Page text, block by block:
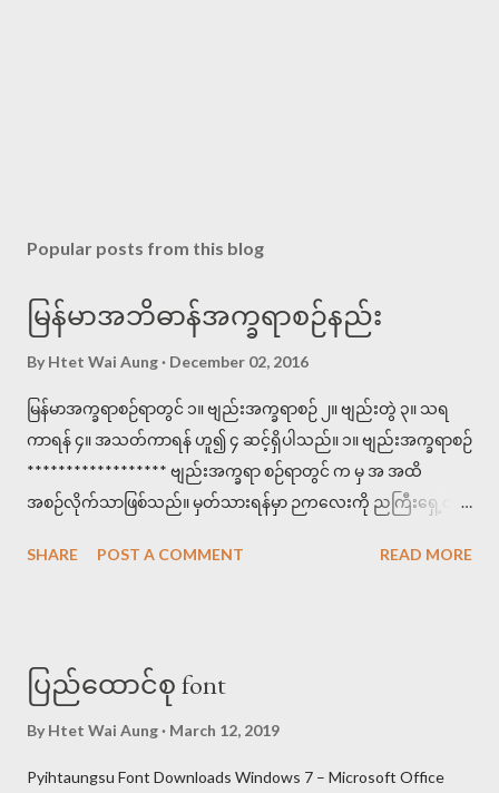
Popular posts from this blog
မြန်မာအဘိဓာန်အက္ခရာစဉ်နည်း
By Htet Wai Aung December 02, 2016
မြန်မာအက္ခရာစဉ်ရာတွင် ၁။ ဗျည်းအက္ခရာစဉ် ၂။ ဗျည်းတွဲ ၃။ သရ
ကာရန် ၄။ အသတ်ကာရန် ဟူ၍ ၄ ဆင့်ရှိပါသည်။ ၁။ ဗျည်းအက္ခရာစဉ်
****************** ဗျည်းအက္ခရာ စဉ်ရာတွင် က မှ အ အထိ
အစဉ်လိုက်သာဖြစ်သည်။ မှတ်သားရန်မှာ ဉကလေးကို ညကြီးရှေ့တွင်
အက္ခရာစဉ်ကြည့်ပါ။ အိတ်ကပ်၊ ခါသာ၊ မာလာ၊ ငါးသိုင်း၊ ဉာဏ၊ ည
ယ၊ရ၊ဝ၊ဟ အစဉ်လိုက်အတိုင်းစဉ်ရသည်။ ကျ၊ကြ၊ကှ၊ကွ။ ကျွ၊ ကြွ။
ကြွ=က ရ ဝ ကျှ=က ယ ဟ။ ကြှ=က ရ ဟ။ ကွှ=က ဝ ဟ ကျွှ=က ယ ဝ
SHARE POST A COMMENT READ MORE
ပြည်ထောင်စု font
By Htet Wai Aung March 12, 2019
Pyihtaungsu Font Downloads Windows 7 – Microsoft Office